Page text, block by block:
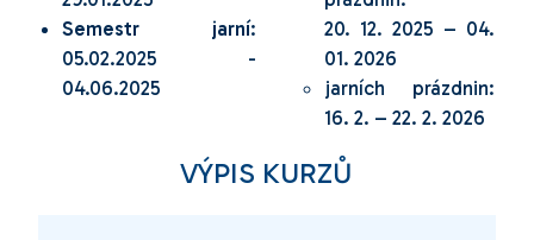
Semestr jarní:
05.02.2025 -
04.06.2025
20. 12. 2025 – 04.
01. 2026
jarních prázdnin:
16. 2. – 22. 2. 2026
VÝPIS KURZŮ